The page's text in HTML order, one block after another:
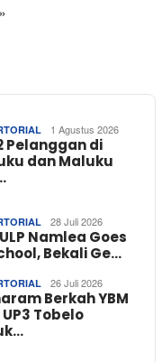
»
1 Agustus 2026
Pelanggan di
dan Maluku
28 Juli 2026
Namlea Goes
Bekali Ge…
26 Juli 2026
Berkah YBM
UP3 Tobelo